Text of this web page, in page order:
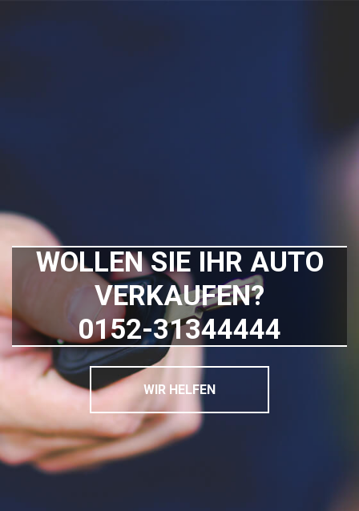
WOLLEN SIE IHR AUTO
VERKAUFEN?
0152-31344444
WIR HELFEN